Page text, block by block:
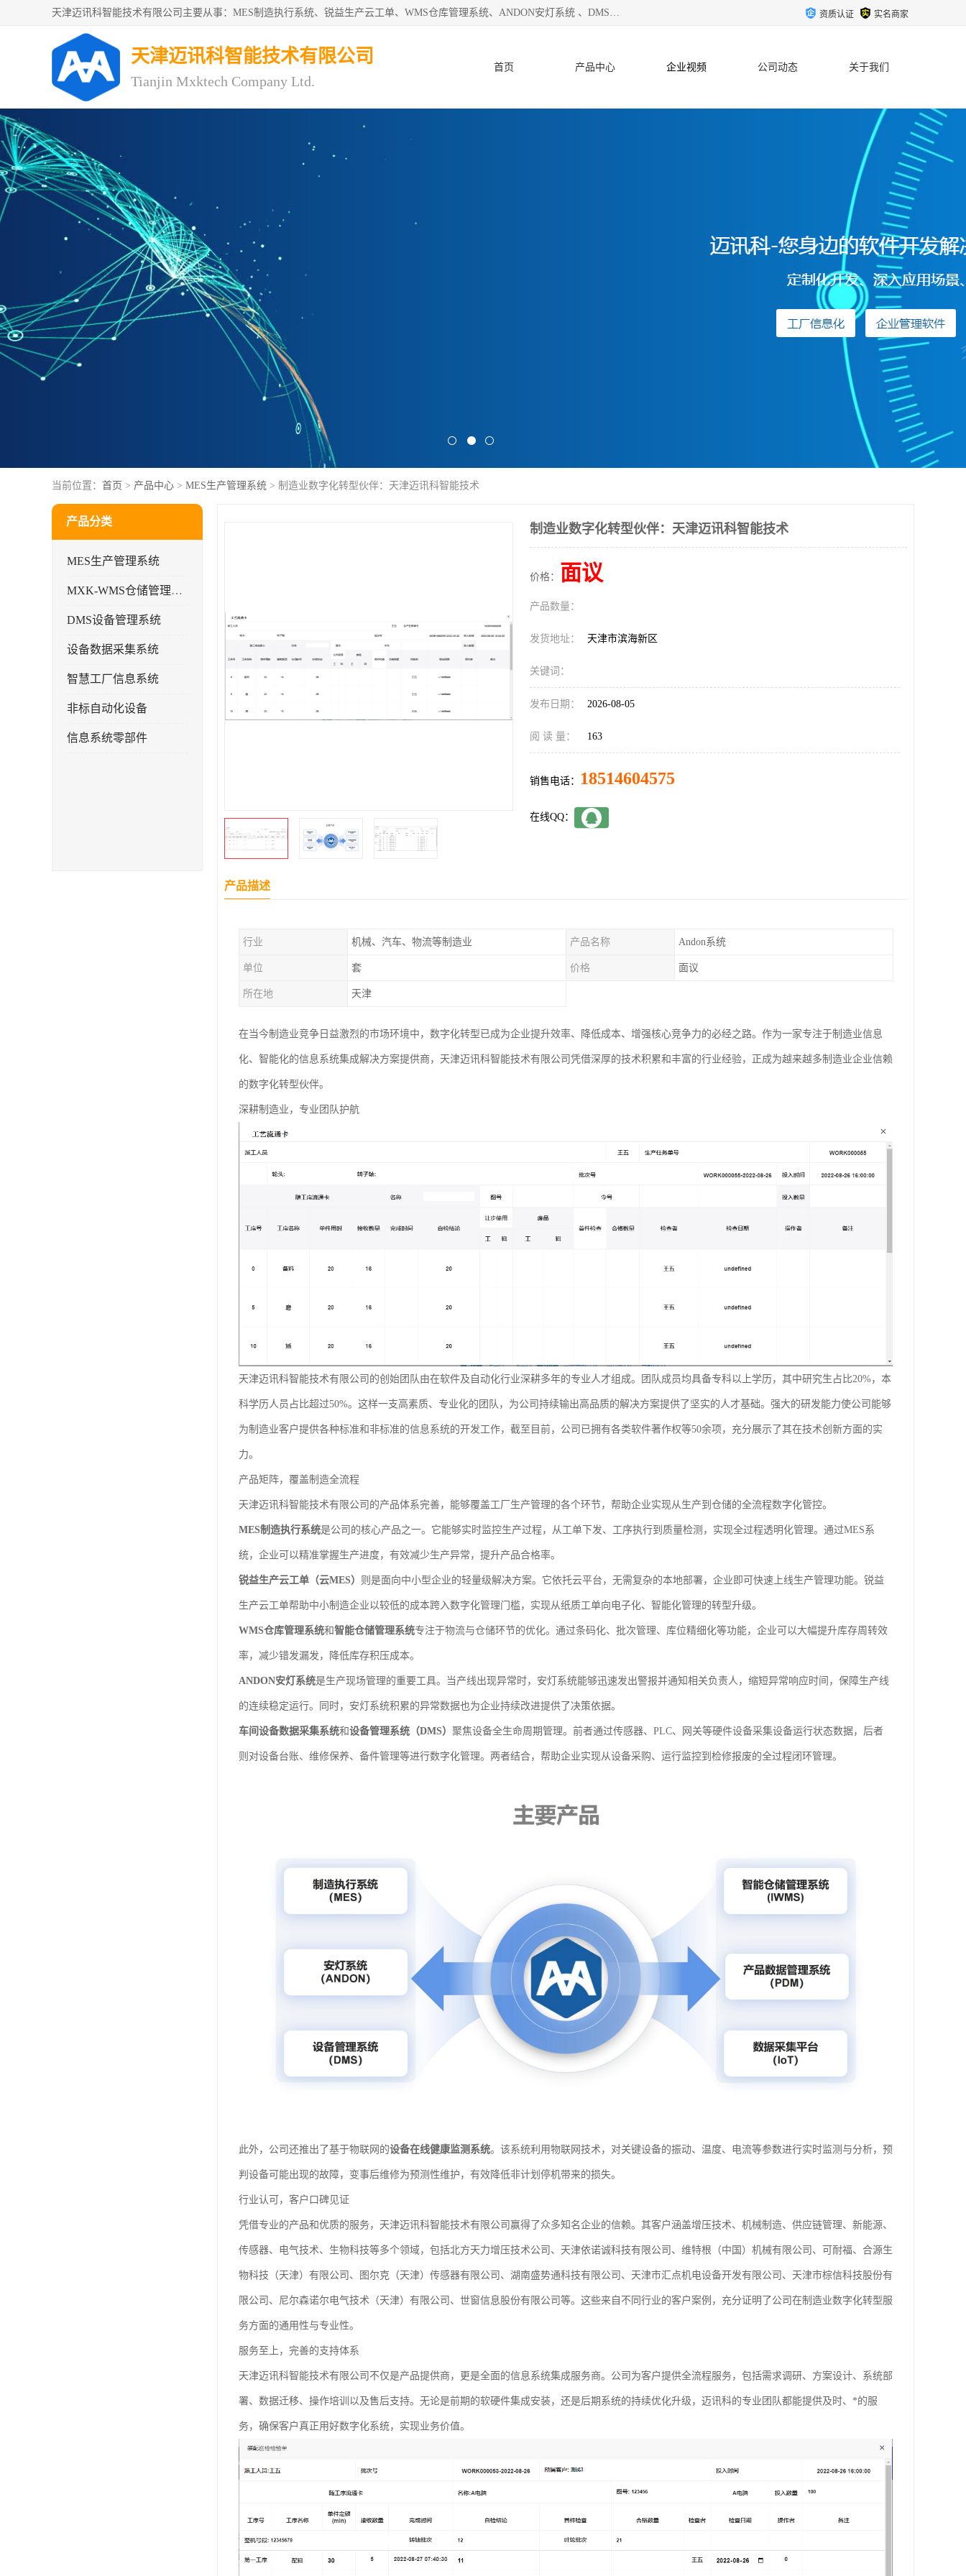
天津迈讯科智能技术有限公司主要从事：MES制造执行系统、锐益生产云工单、WMS仓库管理系统、ANDON安灯系统 、DMS设备管理系统、电气设备健康监测系统、工厂可视化管理、数字化车间；公司是一家专注于企业及制造业信息化、智能化的信息系统集成解决方案提供商的高新技术企业。为企业提供全套的软硬件信息系统集成及安装部署服务。 资质认证 实名商家
天津迈讯科智能技术有限公司
Tianjin Mxktech Company Ltd.
首页 产品中心 企业视频 公司动态 关于我们
当前位置： 首页 > 产品中心 > MES生产管理系统 > 制造业数字化转型伙伴：天津迈讯科智能技术
产品分类
MES生产管理系统
MXK-WMS仓储管理系统
DMS设备管理系统
设备数据采集系统
智慧工厂信息系统
非标自动化设备
信息系统零部件
制造业数字化转型伙伴：天津迈讯科智能技术
价格： 面议
产品数量：
发货地址： 天津市滨海新区
关键词：
发布日期： 2026-08-05
阅 读 量： 163
销售电话： 18514604575
在线QQ：
产品描述
行业 机械、汽车、物流等制造业 产品名称 Andon系统
单位 套 价格 面议
所在地 天津
在当今制造业竞争日益激烈的市场环境中，数字化转型已成为企业提升效率、降低成本、增强核心竞争力的必经之路。作为一家专注于制造业信息
化、智能化的信息系统集成解决方案提供商，天津迈讯科智能技术有限公司凭借深厚的技术积累和丰富的行业经验，正成为越来越多制造业企业信赖
的数字化转型伙伴。
深耕制造业，专业团队护航
天津迈讯科智能技术有限公司的创始团队由在软件及自动化行业深耕多年的专业人才组成。团队成员均具备专科以上学历，其中研究生占比20%，本
科学历人员占比超过50%。这样一支高素质、专业化的团队，为公司持续输出高品质的解决方案提供了坚实的人才基础。强大的研发能力使公司能够
为制造业客户提供各种标准和非标准的信息系统的开发工作，截至目前，公司已拥有各类软件著作权等50余项，充分展示了其在技术创新方面的实
力。
产品矩阵，覆盖制造全流程
天津迈讯科智能技术有限公司的产品体系完善，能够覆盖工厂生产管理的各个环节，帮助企业实现从生产到仓储的全流程数字化管控。
MES制造执行系统是公司的核心产品之一。它能够实时监控生产过程，从工单下发、工序执行到质量检测，实现全过程透明化管理。通过MES系
统，企业可以精准掌握生产进度，有效减少生产异常，提升产品合格率。
锐益生产云工单（云MES） 则是面向中小型企业的轻量级解决方案。它依托云平台，无需复杂的本地部署，企业即可快速上线生产管理功能。锐益
生产云工单帮助中小制造企业以较低的成本跨入数字化管理门槛，实现从纸质工单向电子化、智能化管理的转型升级。
WMS仓库管理系统和智能仓储管理系统专注于物流与仓储环节的优化。通过条码化、批次管理、库位精细化等功能，企业可以大幅提升库存周转效
率，减少错发漏发，降低库存积压成本。
ANDON安灯系统是生产现场管理的重要工具。当产线出现异常时，安灯系统能够迅速发出警报并通知相关负责人，缩短异常响应时间，保障生产线
的连续稳定运行。同时，安灯系统积累的异常数据也为企业持续改进提供了决策依据。
车间设备数据采集系统和设备管理系统（DMS） 聚焦设备全生命周期管理。前者通过传感器、PLC、网关等硬件设备采集设备运行状态数据，后者
则对设备台账、维修保养、备件管理等进行数字化管理。两者结合，帮助企业实现从设备采购、运行监控到检修报废的全过程闭环管理。
此外，公司还推出了基于物联网的设备在线健康监测系统。该系统利用物联网技术，对关键设备的振动、温度、电流等参数进行实时监测与分析，预
判设备可能出现的故障，变事后维修为预测性维护，有效降低非计划停机带来的损失。
行业认可，客户口碑见证
凭借专业的产品和优质的服务，天津迈讯科智能技术有限公司赢得了众多知名企业的信赖。其客户涵盖增压技术、机械制造、供应链管理、新能源、
传感器、电气技术、生物科技等多个领域，包括北方天力增压技术公司、天津依诺诚科技有限公司、维特根（中国）机械有限公司、可耐福、合源生
物科技（天津）有限公司、图尔克（天津）传感器有限公司、湖南盛势通科技有限公司、天津市汇点机电设备开发有限公司、天津市棕信科技股份有
限公司、尼尔森诺尔电气技术（天津）有限公司、世窗信息股份有限公司等。这些来自不同行业的客户案例，充分证明了公司在制造业数字化转型服
务方面的通用性与专业性。
服务至上，完善的支持体系
天津迈讯科智能技术有限公司不仅是产品提供商，更是全面的信息系统集成服务商。公司为客户提供全流程服务，包括需求调研、方案设计、系统部
署、数据迁移、操作培训以及售后支持。无论是前期的软硬件集成安装，还是后期系统的持续优化升级，迈讯科的专业团队都能提供及时、*的服
务，确保客户真正用好数字化系统，实现业务价值。